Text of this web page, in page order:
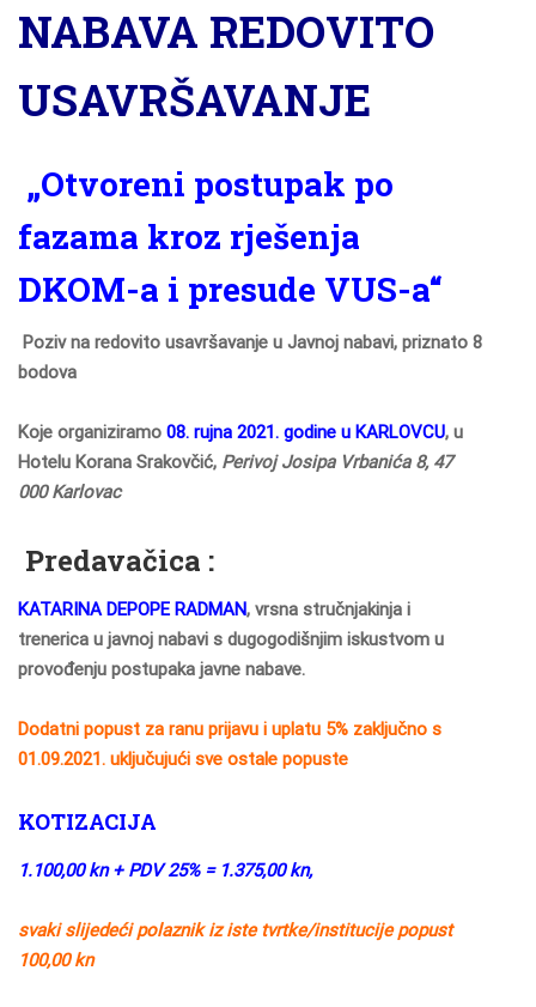
NABAVA REDOVITO
USAVRŠAVANJE
„Otvoreni postupak po
fazama kroz rješenja
DKOM-a i presude VUS-a“
Poziv na redovito usavršavanje u Javnoj nabavi, priznato 8
bodova
Koje organiziramo 08. rujna 2021. godine u KARLOVCU, u
Hotelu Korana Srakovčić, Perivoj Josipa Vrbanića 8, 47
000 Karlovac
Predavačica :
KATARINA DEPOPE RADMAN, vrsna stručnjakinja i
trenerica u javnoj nabavi s dugogodišnjim iskustvom u
provođenju postupaka javne nabave.
Dodatni popust za ranu prijavu i uplatu 5% zaključno s
01.09.2021. uključujući sve ostale popuste
KOTIZACIJA
1.100,00 kn + PDV 25% = 1.375,00 kn,
svaki slijedeći polaznik iz iste tvrtke/institucije popust
100,00 kn